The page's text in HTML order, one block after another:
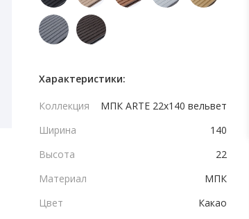
Характеристики:
Коллекция
МПК ARTE 22x140 вельвет
Ширина
140
Высота
22
Материал
МПК
Цвет
Какао